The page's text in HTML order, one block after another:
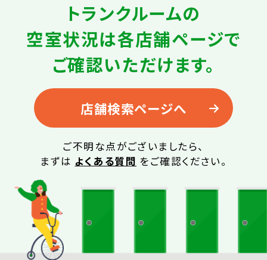
トランクルームの
空室状況は各店舗ページで
ご確認いただけます。
店舗検索ページへ
ご不明な点がございましたら、
まずは よくある質問 をご確認ください。